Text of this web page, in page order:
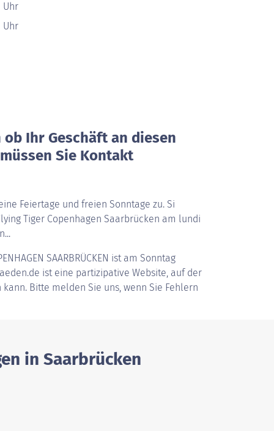
Uhr
Uhr
Ihr Geschäft an diesen
Sie Kontakt
Feiertage und freien Sonntage zu. Si
Tiger Copenhagen Saarbrücken am lundi
SAARBRÜCKEN ist am Sonntag
ist eine partizipative Website, auf der
Bitte melden Sie uns, wenn Sie Fehlern
in Saarbrücken